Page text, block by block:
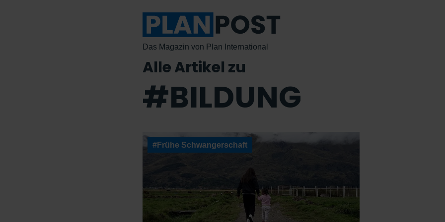
Das Magazin von Plan International
Alle Artikel zu
#BILDUNG
#Frühe Schwangerschaft